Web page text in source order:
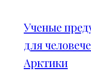
Ученые
для
Арктики